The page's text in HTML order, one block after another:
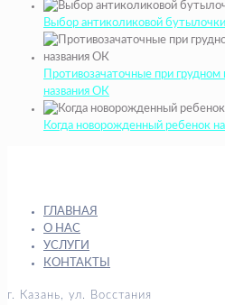
Выбор антиколиковой бутылочки
Противозачаточные при
названия ОК
Когда новорожденный ребенок
ГЛАВНАЯ
О НАС
УСЛУГИ
КОНТАКТЫ
г. Казань, ул. Восстания